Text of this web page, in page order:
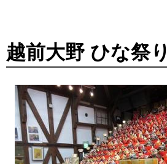
越前大野 ひな祭り